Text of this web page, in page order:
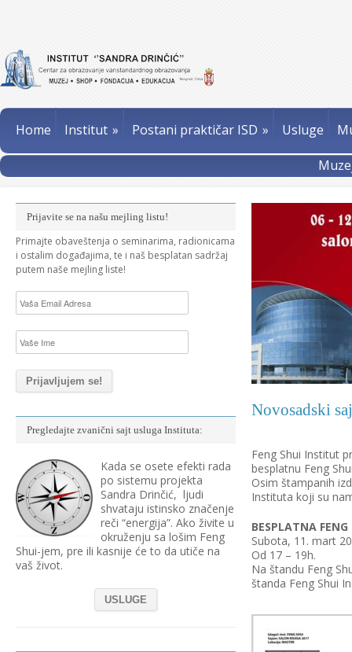
Home Institut » Postani praktičar ISD » Usluge
Novosadski
Feng Shui Institut
besplatnu Feng
Osim štampanih
Instituta koji su
BESPLATNA
Subota, 11. mart
Od 17 – 19h.
Na štandu Feng
štanda Feng Shui
Prijavite se na našu mejling listu!
Primajte obaveštenja o seminarima, radionicama
i ostalim događajima, te i naš besplatan sadržaj
putem naše mejling liste!
Pregledajte zvanični sajt usluga Instituta:
Kada se osete efekti rada
po sistemu projekta
Sandra Drinčić, ljudi
shvataju istinsko značenje
reči “energija”. Ako živite u
okruženju sa lošim Feng
Shui-jem, pre ili kasnije će to da utiče na
vaš život.
USLUGE